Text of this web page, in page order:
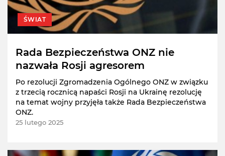
ŚWIAT
Rada Bezpieczeństwa ONZ nie
nazwała Rosji agresorem
Po rezolucji Zgromadzenia Ogólnego ONZ w związku
z trzecią rocznicą napaści Rosji na Ukrainę rezolucję
na temat wojny przyjęła także Rada Bezpieczeństwa
ONZ.
25 lutego 2025